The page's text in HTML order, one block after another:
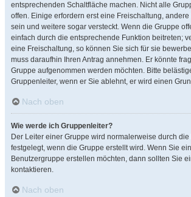
entsprechenden Schaltfläche machen. Nicht alle
offen. Einige erfordern erst eine Freischaltung,
sein und weitere sogar versteckt. Wenn die Gruppe
einfach durch die entsprechende Funktion beitreten;
eine Freischaltung, so können Sie sich für sie
muss daraufhin Ihren Antrag annehmen. Er könnte
Gruppe aufgenommen werden möchten. Bitte
Gruppenleiter, wenn er Sie ablehnt, er wird einen
Nach oben
Wie werde ich Gruppenleiter?
Der Leiter einer Gruppe wird normalerweise durch
festgelegt, wenn die Gruppe erstellt wird. Wenn Sie
Benutzergruppe erstellen möchten, dann sollten Sie
kontaktieren.
Nach oben